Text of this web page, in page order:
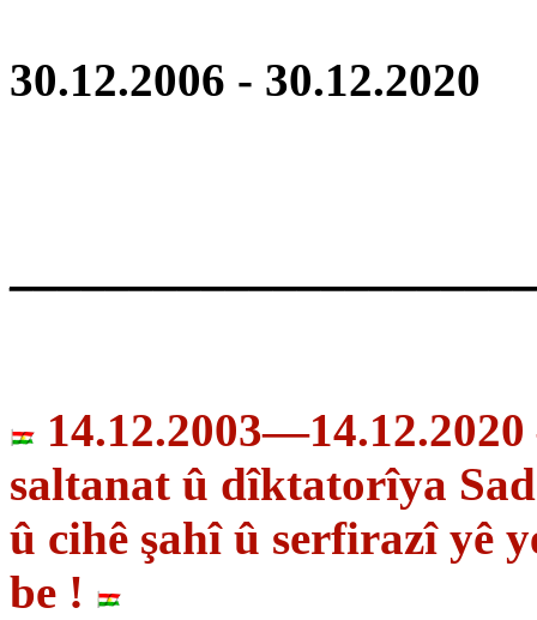
30.12.2006 - 30.12.2020
saltanat û dîktatorîya
û cihê şahî û serfirazî yê
be !